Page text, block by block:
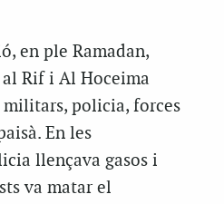
en ple Ramadan,
Rif i Al Hoceima
policia, forces
En les
llençava gasos i
va matar el